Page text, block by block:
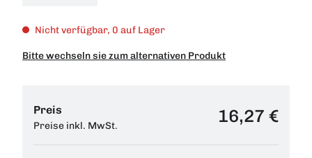
Nicht verfügbar, 0 auf Lager
Bitte wechseln sie zum alternativen Produkt
Preis
Preise inkl. MwSt. 16,27 €